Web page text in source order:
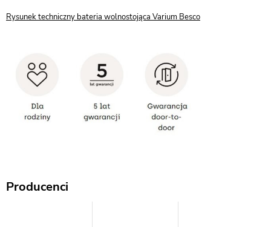
Rysunek techniczny bateria wolnostojąca Varium Besco
Producenci